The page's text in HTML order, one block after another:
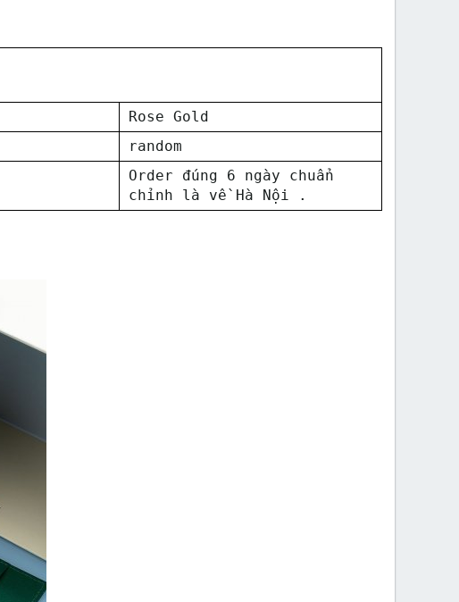
Rose Gold
random
Order đúng 6 ngày chuẩn
chỉnh là về Hà Nội .